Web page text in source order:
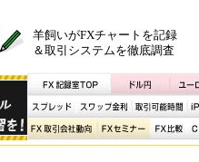
羊飼いがFXチャートを記録
＆取引システムを徹底調査